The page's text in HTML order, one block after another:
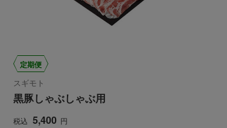
定期便
スギモト
黒豚しゃぶしゃぶ用
税込 5,400 円